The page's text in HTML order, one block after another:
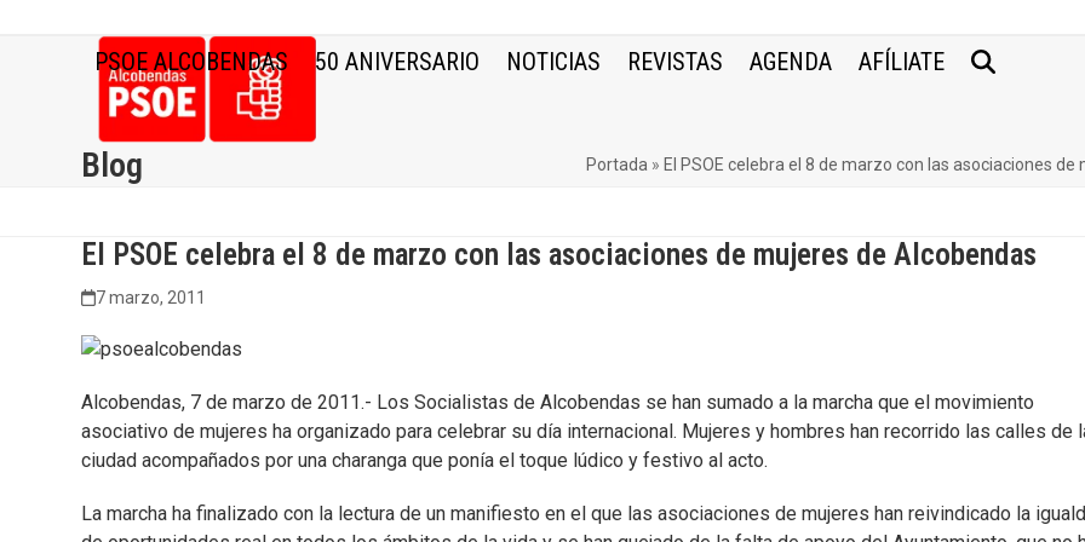
PSOE ALCOBENDAS 50 ANIVERSARIO NOTICIAS REVISTAS AGENDA AFÍLIATE
Blog Portada » El PSOE celebra el 8 de marzo con las asociaciones
El PSOE celebra el 8 de marzo con las asociaciones de mujeres de Alcobendas
7 marzo, 2011
Alcobendas, 7 de marzo de 2011.- Los Socialistas de Alcobendas se han sumado a la marcha que el movimiento
asociativo de mujeres ha organizado para celebrar su día internacional. Mujeres y hombres han recorrido las calles de
ciudad acompañados por una charanga que ponía el toque lúdico y festivo al acto.
La marcha ha finalizado con la lectura de un manifiesto en el que las asociaciones de mujeres han reivindicado la